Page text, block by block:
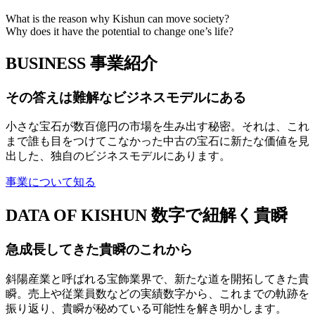
What is the reason why Kishun can move society?
Why does it have the potential to change one’s life?
BUSINESS 事業紹介
その答えは難解なビジネスモデルにある
小さな宝石が数百億円の市場を生み出す秘密。それは、これ
まで誰も目をつけてこなかった中古の宝石に新たな価値を見
出した、独自のビジネスモデルにあります。
事業について知る
DATA OF KISHUN 数字で紐解く貴瞬
急成長してきた貴瞬のこれから
斜陽産業と呼ばれる宝飾業界で、新たな道を開拓してきた貴
瞬。売上や従業員数などの実績数字から、これまでの軌跡を
振り返り、貴瞬が秘めている可能性を解き明かします。